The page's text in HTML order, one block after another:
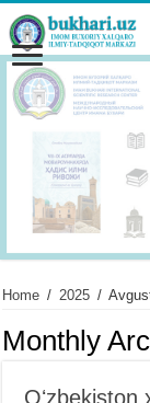
Home / 2025 /
Monthly
Oʻzbekiston